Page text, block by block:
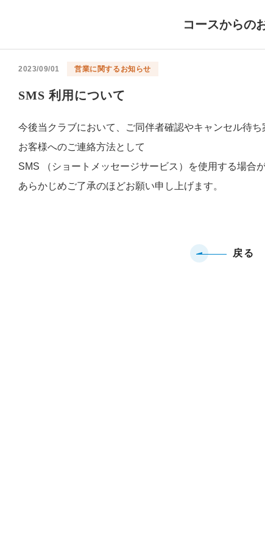
コースからの
2023/09/01 営業に関するお知らせ
SMS 利用について
今後当クラブにおいて、ご同伴者確認やキャンセル待ち
お客様へのご連絡方法として
SMS （ショートメッセージサービス）を使用する場合
あらかじめご了承のほどお願い申し上げます。
戻る